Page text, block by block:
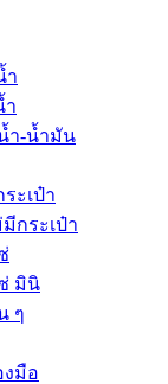
ำ
ำ
ำ-น้ำมัน
ะเป๋า
กระเป๋า
มินิ
ๆ
งมือ